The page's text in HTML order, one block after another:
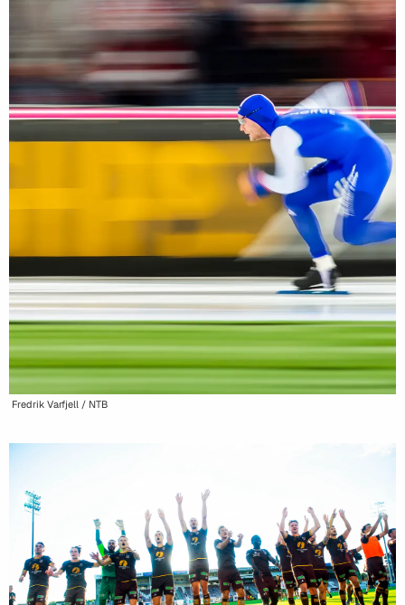
Fredrik Varfjell / NTB